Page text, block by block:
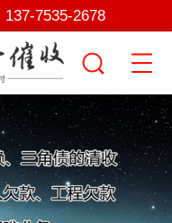
137-7535-2678